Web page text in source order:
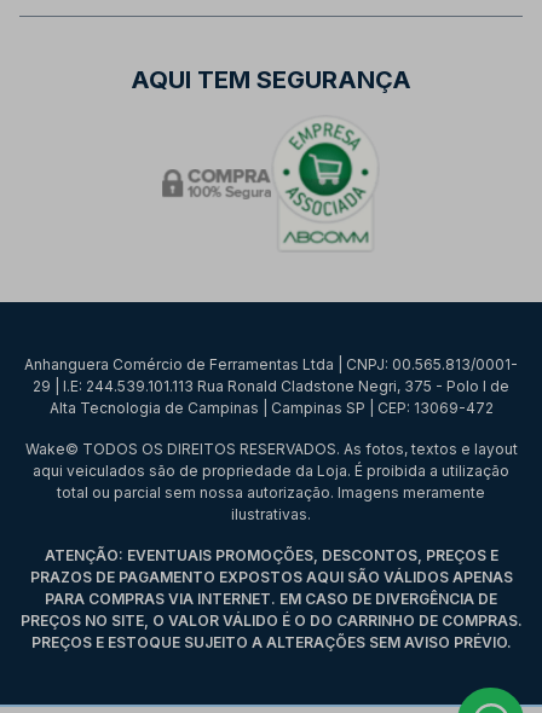
AQUI TEM SEGURANÇA
Anhanguera Comércio de Ferramentas Ltda | CNPJ: 00.565.813/0001-
29 | I.E: 244.539.101.113 Rua Ronald Cladstone Negri, 375 - Polo I de
Alta Tecnologia de Campinas | Campinas SP | CEP: 13069-472
Wake© TODOS OS DIREITOS RESERVADOS. As fotos, textos e layout
aqui veiculados são de propriedade da Loja. É proibida a utilização
total ou parcial sem nossa autorização. Imagens meramente
ilustrativas.
ATENÇÃO: EVENTUAIS PROMOÇÕES, DESCONTOS, PREÇOS E
PRAZOS DE PAGAMENTO EXPOSTOS AQUI SÃO VÁLIDOS APENAS
PARA COMPRAS VIA INTERNET. EM CASO DE DIVERGÊNCIA DE
PREÇOS NO SITE, O VALOR VÁLIDO É O DO CARRINHO DE COMPRAS.
PREÇOS E ESTOQUE SUJEITO A ALTERAÇÕES SEM AVISO PRÉVIO.